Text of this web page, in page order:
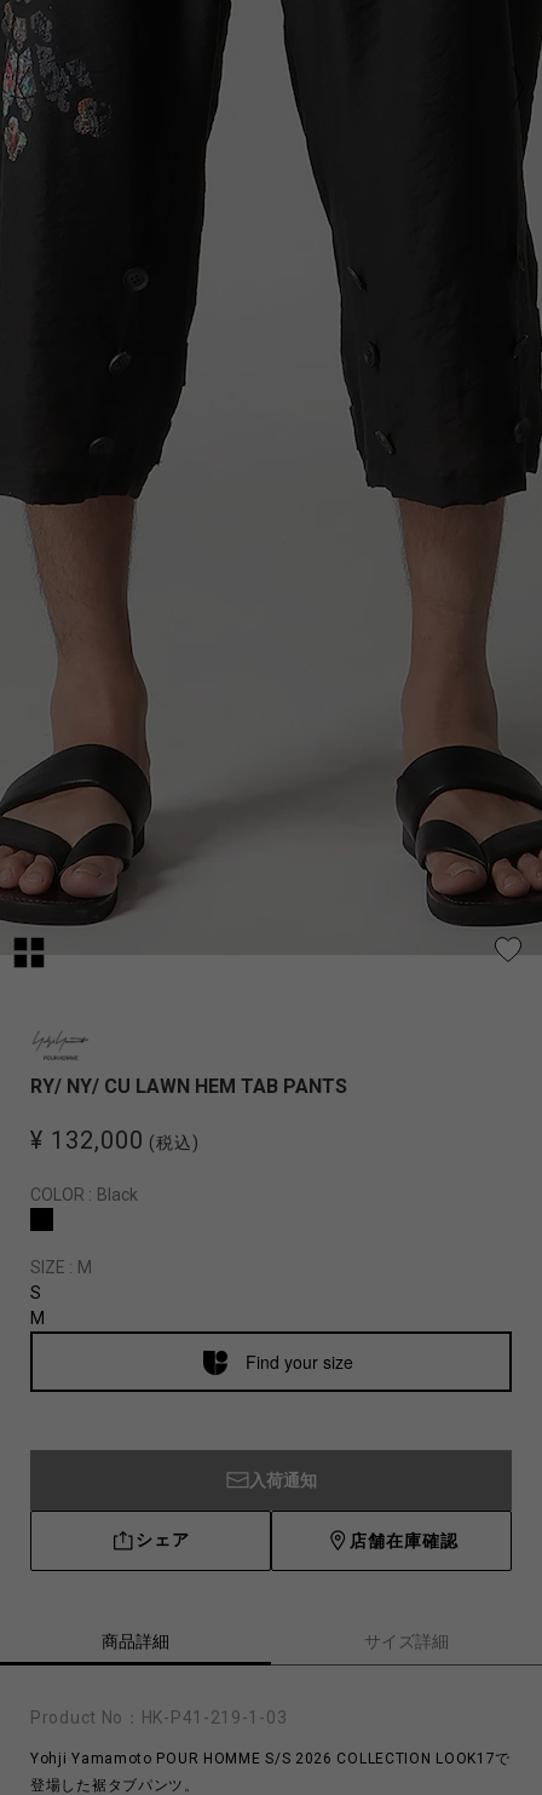
RY/ NY/ CU LAWN HEM TAB PANTS
¥ 132,000 (税込)
COLOR : Black
SIZE : M
S
M
Find your size
入荷通知
シェア 店舗在庫確認
商品詳細 サイズ詳細
Product No： HK-P41-219-1-03
Yohji Yamamoto POUR HOMME S/S 2026 COLLECTION LOOK17で
登場した裾タブパンツ。